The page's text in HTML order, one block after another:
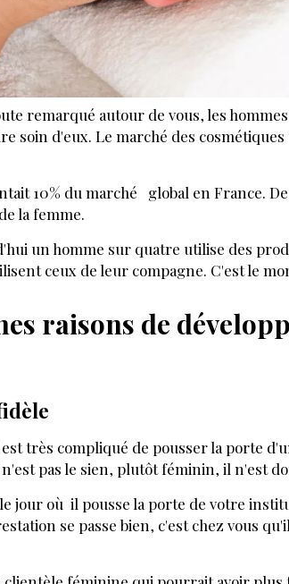
remarqué autour de vous, les
soin d'eux. Le marché des
10% du marché global en France.
la femme.
un homme sur quatre utilise des
ceux de leur compagne. C'est le
raisons de
très compliqué de pousser la porte
pas le sien, plutôt féminin, il n'est
jour où il pousse la porte de votre
EST RÉSERVÉE